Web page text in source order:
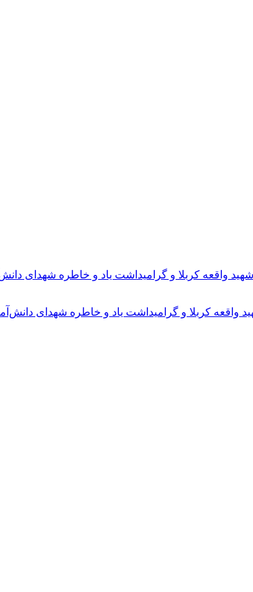
کربلا و گرامیداشت یاد و خاطره شهدای